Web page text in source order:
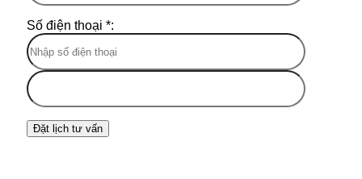
Số điện thoại *: